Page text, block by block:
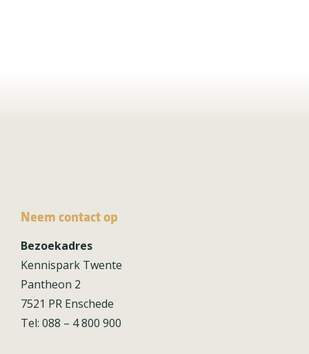
Neem contact op
Bezoekadres
Kennispark Twente
Pantheon 2
7521 PR Enschede
Tel: 088 – 4 800 900